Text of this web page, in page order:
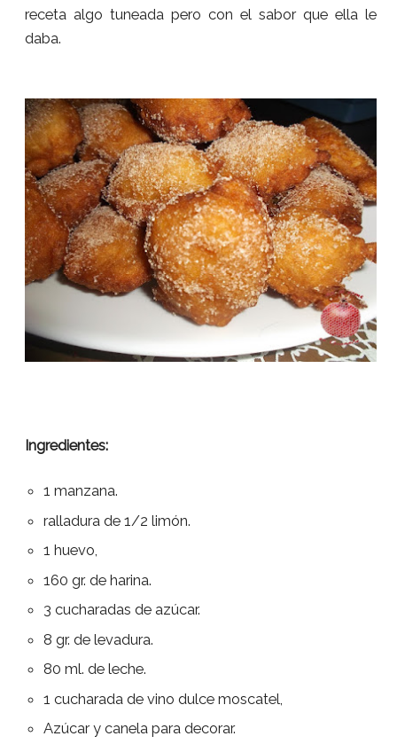
receta algo tuneada pero con el sabor que ella le
daba.
Ingredientes:
1 manzana.
ralladura de 1/2 limón.
1 huevo,
160 gr. de harina.
3 cucharadas de azúcar.
8 gr. de levadura.
80 ml. de leche.
1 cucharada de vino dulce moscatel,
Azúcar y canela para decorar.